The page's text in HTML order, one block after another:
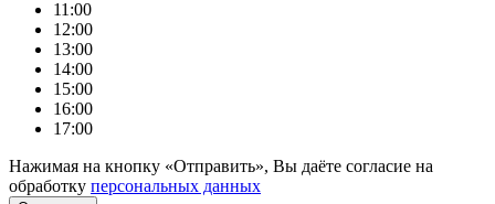
11:00
12:00
13:00
14:00
15:00
16:00
17:00
Нажимая на кнопку «Отправить», Вы даёте согласие на
обработку персональных данных